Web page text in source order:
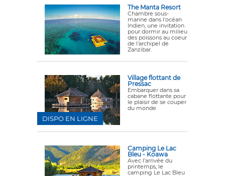
The Manta Resort
Chambre sous-
marine dans l'océan
Indien, une invitation
pour dormir au milieu
des poissons au coeur
de l'archipel de
Zanzibar.
Village flottant de
Pressac
Embarquer dans sa
cabane flottante pour
le plaisir de se couper
du monde.
DISPO EN LIGNE
Camping Le Lac
Bleu - Koawa
Avec l'arrivée du
printemps, le
camping Le Lac Bleu